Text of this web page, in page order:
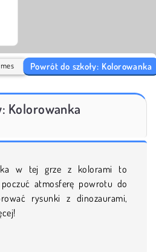
Powrót do szkoły: Kolorowanka
Kolorowanka
w tej grze z kolorami to
atmosferę powrotu do
rysunki z dinozaurami,